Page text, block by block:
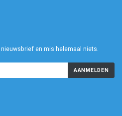
en mis helemaal niets.
AANMELDEN